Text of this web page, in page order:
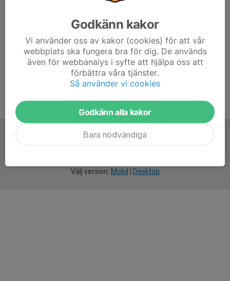
Välj version: Mobil Desktop
Godkänn kakor
Vi använder oss av kakor (cookies) för att vår
webbplats ska fungera bra för dig. De används
även för webbanalys i syfte att hjälpa oss att
förbättra våra tjänster.
Så använder vi cookies
Godkänn alla kakor
Bara nödvändiga